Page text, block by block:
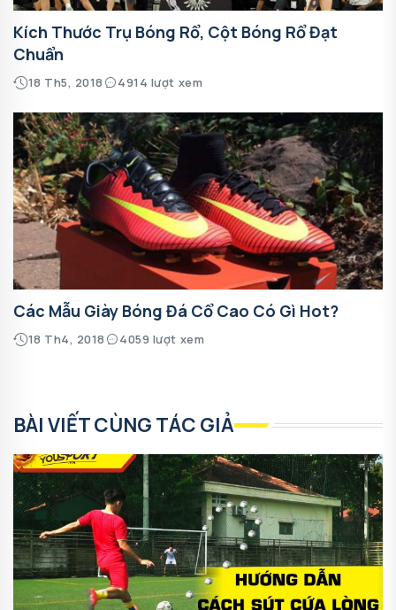
Kích Thước Trụ Bóng Rổ, Cột Bóng Rổ Đạt
Chuẩn
18 Th5, 2018 4914 lượt xem
Các Mẫu Giày Bóng Đá Cổ Cao Có Gì Hot?
18 Th4, 2018 4059 lượt xem
BÀI VIẾT CÙNG TÁC GIẢ